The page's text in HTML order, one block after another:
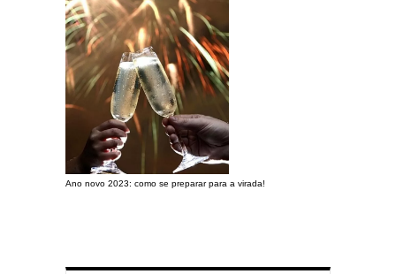
Ano novo 2023: como se preparar para a virada!